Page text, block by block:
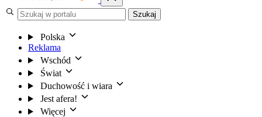
Szukaj
Polska
Reklama
Wschód
Świat
Duchowość i wiara
Jest afera!
Więcej